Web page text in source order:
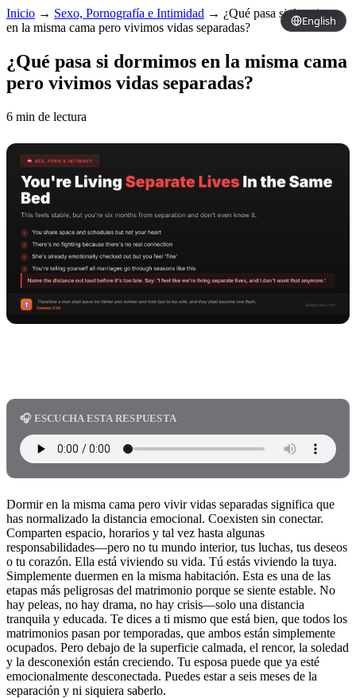
English
Inicio → Sexo, Pornografía e Intimidad → ¿Qué pasa si dormimos
en la misma cama pero vivimos vidas separadas?
¿Qué pasa si dormimos en la misma cama
pero vivimos vidas separadas?
6 min de lectura
🎧 ESCUCHA ESTA RESPUESTA
Dormir en la misma cama pero vivir vidas separadas significa que
has normalizado la distancia emocional. Coexisten sin conectar.
Comparten espacio, horarios y tal vez hasta algunas
responsabilidades—pero no tu mundo interior, tus luchas, tus deseos
o tu corazón. Ella está viviendo su vida. Tú estás viviendo la tuya.
Simplemente duermen en la misma habitación. Esta es una de las
etapas más peligrosas del matrimonio porque se siente estable. No
hay peleas, no hay drama, no hay crisis—solo una distancia
tranquila y educada. Te dices a ti mismo que está bien, que todos los
matrimonios pasan por temporadas, que ambos están simplemente
ocupados. Pero debajo de la superficie calmada, el rencor, la soledad
y la desconexión están creciendo. Tu esposa puede que ya esté
emocionalmente desconectada. Puedes estar a seis meses de la
separación y ni siquiera saberlo.